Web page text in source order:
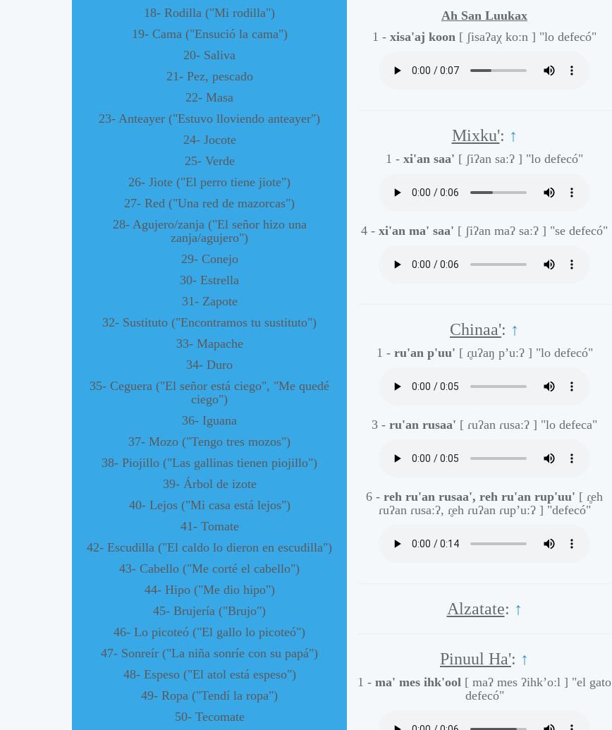
18- Rodilla ("Mi rodilla")
19- Cama ("Ensució la cama")
20- Saliva
21- Pez, pescado
22- Masa
23- Anteayer ("Estuvo lloviendo anteayer")
24- Jocote
25- Verde
26- Jiote ("El perro tiene jiote")
27- Red ("Una red de mazorcas")
28- Agujero/zanja ("El señor hizo una
zanja/agujero")
29- Conejo
30- Estrella
31- Zapote
32- Sustituto ("Encontramos tu sustituto")
33- Mapache
34- Duro
35- Ceguera ("El señor está ciego", "Me quedé
ciego")
36- Iguana
37- Mozo ("Tengo tres mozos")
38- Piojillo ("Las gallinas tienen piojillo")
39- Árbol de izote
40- Lejos ("Mi casa está lejos")
41- Tomate
42- Escudilla ("El caldo lo dieron en escudilla")
43- Cabello ("Me corté el cabello")
44- Hipo ("Me dio hipo")
45- Brujería ("Brujo")
46- Lo picoteó ("El gallo lo picoteó")
47- Sonreír ("La niña sonríe con su papá")
48- Espeso ("El atol está espeso")
49- Ropa ("Tendí la ropa")
50- Tecomate
Ah San Luukax
1 - xisa'aj koon [ ʃisaʔaχ koːn ] "lo defecó"
Mixku': ↑
1 - xi'an saa' [ ʃiʔan saːʔ ] "lo defecó"
4 - xi'an ma' saa' [ ʃiʔan maʔ saːʔ ] "se defecó"
Chinaa': ↑
1 - ru'an p'uu' [ ɾ̥uʔaŋ p’uːʔ ] "lo defecó"
3 - ru'an rusaa' [ ɾuʔan ɾusaːʔ ] "lo defeca"
6 - reh ru'an rusaa', reh ru'an rup'uu' [ ɾ̥eh
ɾuʔan ɾusaːʔ, ɾ̥eh ɾuʔan ɾup’uːʔ ] "defecó"
Alzatate: ↑
Pinuul Ha': ↑
1 - ma' mes ihk'ool [ maʔ mes ʔihk’oːl ] "el gato
defecó"